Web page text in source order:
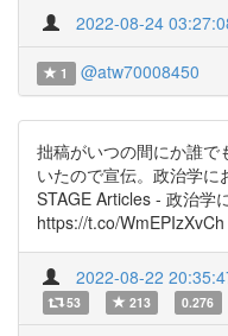
2022-08-24
1 @atw70008450
拙稿がいつの間にか誰で
いたので宣伝。政治学
STAGE Articles - 政治学
https://t.co/WmEPIzXvCh
2022-08-22
53 213 0.276